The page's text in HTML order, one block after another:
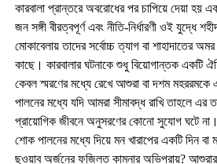
কারবালা প্রান্তরে অবরোধের পর চাপিয়ে দেয়া
জন সঙ্গী বীরত্বপূর্ণ এবং নীতি-নির্ধারণী ওই যুদ্ধে
মোকাবেলায় তাদের সর্বোচ্চ ত্যাগ বা শাহাদাতের
কাছে। কারবালার ঘটনাকে শুধু বিয়োগান্তক একটি
কেবল স্মরণের মধ্যে রেখে আশুরা বা দশম মহররমকে
পালনের মধ্যে যদি আমরা সীমাবদ্ধ রাখি তাহলে এর
প্রায়োগিক জীবনে অনুসরণের কোনো সুযোগ ঘটে না।
শোক পালনের মধ্যে দিয়ে মন খারাপের একটি দিন বা
ছওয়াব অর্জনের ফজিলত কামনার অভিপ্রায়?